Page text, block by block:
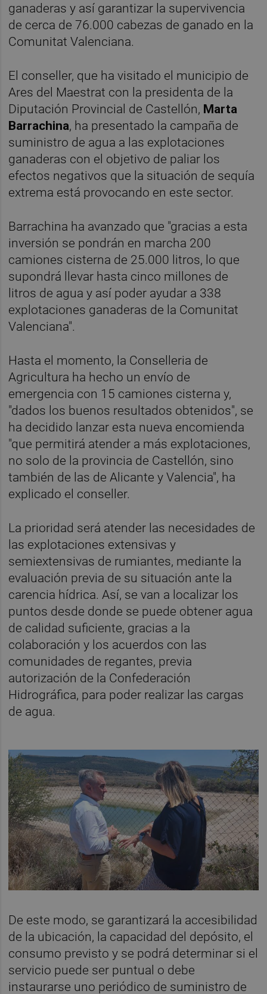
ganaderas y así garantizar la supervivencia
de cerca de 76.000 cabezas de ganado en la
Comunitat Valenciana.
El conseller, que ha visitado el municipio de
Ares del Maestrat con la presidenta de la
Diputación Provincial de Castellón, Marta
Barrachina, ha presentado la campaña de
suministro de agua a las explotaciones
ganaderas con el objetivo de paliar los
efectos negativos que la situación de sequía
extrema está provocando en este sector.
Barrachina ha avanzado que "gracias a esta
inversión se pondrán en marcha 200
camiones cisterna de 25.000 litros, lo que
supondrá llevar hasta cinco millones de
litros de agua y así poder ayudar a 338
explotaciones ganaderas de la Comunitat
Valenciana".
Hasta el momento, la Conselleria de
Agricultura ha hecho un envío de
emergencia con 15 camiones cisterna y,
"dados los buenos resultados obtenidos", se
ha decidido lanzar esta nueva encomienda
"que permitirá atender a más explotaciones,
no solo de la provincia de Castellón, sino
también de las de Alicante y Valencia", ha
explicado el conseller.
La prioridad será atender las necesidades de
las explotaciones extensivas y
semiextensivas de rumiantes, mediante la
evaluación previa de su situación ante la
carencia hídrica. Así, se van a localizar los
puntos desde donde se puede obtener agua
de calidad suficiente, gracias a la
colaboración y los acuerdos con las
comunidades de regantes, previa
autorización de la Confederación
Hidrográfica, para poder realizar las cargas
de agua.
De este modo, se garantizará la accesibilidad
de la ubicación, la capacidad del depósito, el
consumo previsto y se podrá determinar si el
servicio puede ser puntual o debe
instaurarse uno periódico de suministro de